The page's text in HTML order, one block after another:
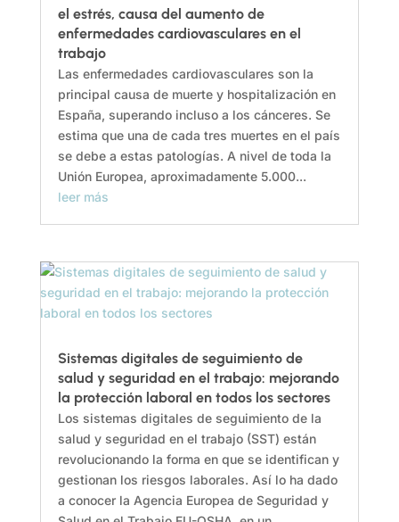
el estrés, causa del aumento de
enfermedades cardiovasculares en el
trabajo
Las enfermedades cardiovasculares son la
principal causa de muerte y hospitalización en
España, superando incluso a los cánceres. Se
estima que una de cada tres muertes en el país
se debe a estas patologías. A nivel de toda la
Unión Europea, aproximadamente 5.000...
leer más
Sistemas digitales de seguimiento de
salud y seguridad en el trabajo: mejorando
la protección laboral en todos los sectores
Los sistemas digitales de seguimiento de la
salud y seguridad en el trabajo (SST) están
revolucionando la forma en que se identifican y
gestionan los riesgos laborales. Así lo ha dado
a conocer la Agencia Europea de Seguridad y